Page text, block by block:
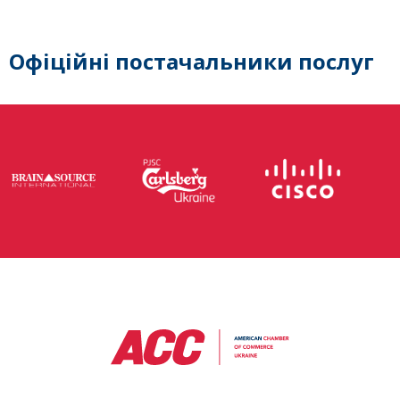
Офіційні постачальники послуг